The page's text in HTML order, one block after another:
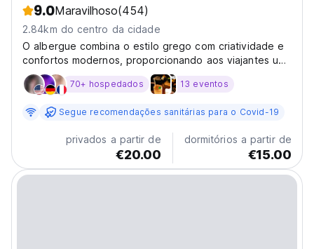
9.0Maravilhoso(454)
2.84km do centro da cidade
O albergue combina o estilo grego com criatividade e
confortos modernos, proporcionando aos viajantes um
lugar único e divertido para ficar e socializar.
70+ hospedados 13 eventos
Segue recomendações sanitárias para o Covid-19
privados a partir de
€20.00
dormitórios a partir de
€15.00